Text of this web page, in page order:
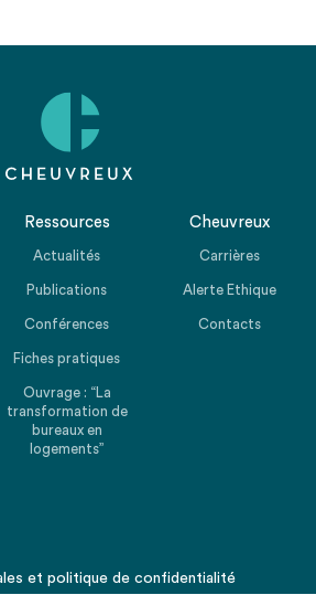
Ressources
Actualités
Publications
Conférences
Fiches pratiques
Ouvrage : “La
transformation de
bureaux en
logements”
Cheuvreux
Carrières
Alerte Ethique
Contacts
et politique de confidentialité